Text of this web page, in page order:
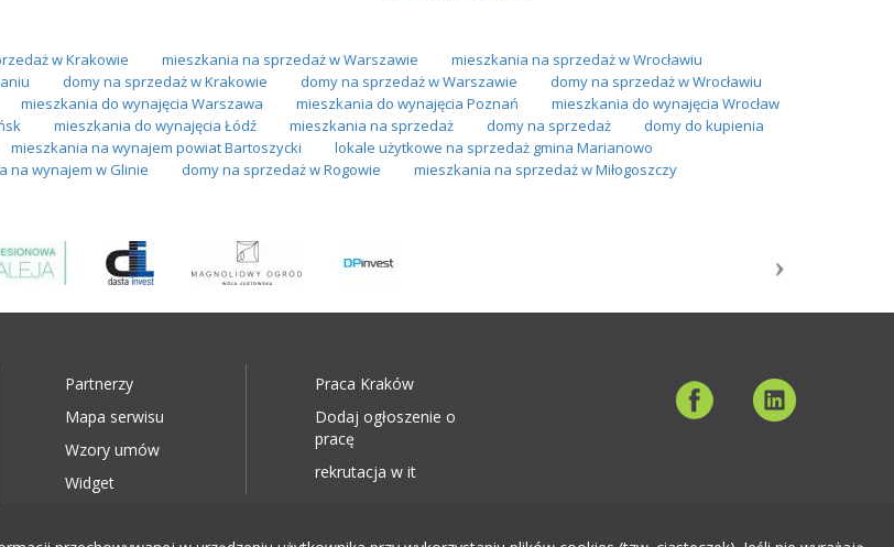
w Krakowie mieszkania na sprzedaż w Warszawie
mieszkania na sprzedaż w Wrocławiu
domy na sprzedaż w Krakowie domy na sprzedaż w Warszawie
domy na sprzedaż w Wrocławiu
mieszkania do wynajęcia Warszawa mieszkania do wynajęcia Poznań
mieszkania do wynajęcia Wrocław
mieszkania do wynajęcia Łódź mieszkania na sprzedaż domy na sprzedaż
domy do kupienia
mieszkania na wynajem powiat Bartoszycki
lokale użytkowe na sprzedaż gmina Marianowo
na wynajem w Glinie domy na sprzedaż w Rogowie mieszkania na sprzedaż w Miłogoszczy
Partnerzy
Mapa serwisu
Wzory umów
Widget
Praca Kraków
Dodaj ogłoszenie o
pracę
rekrutacja w it